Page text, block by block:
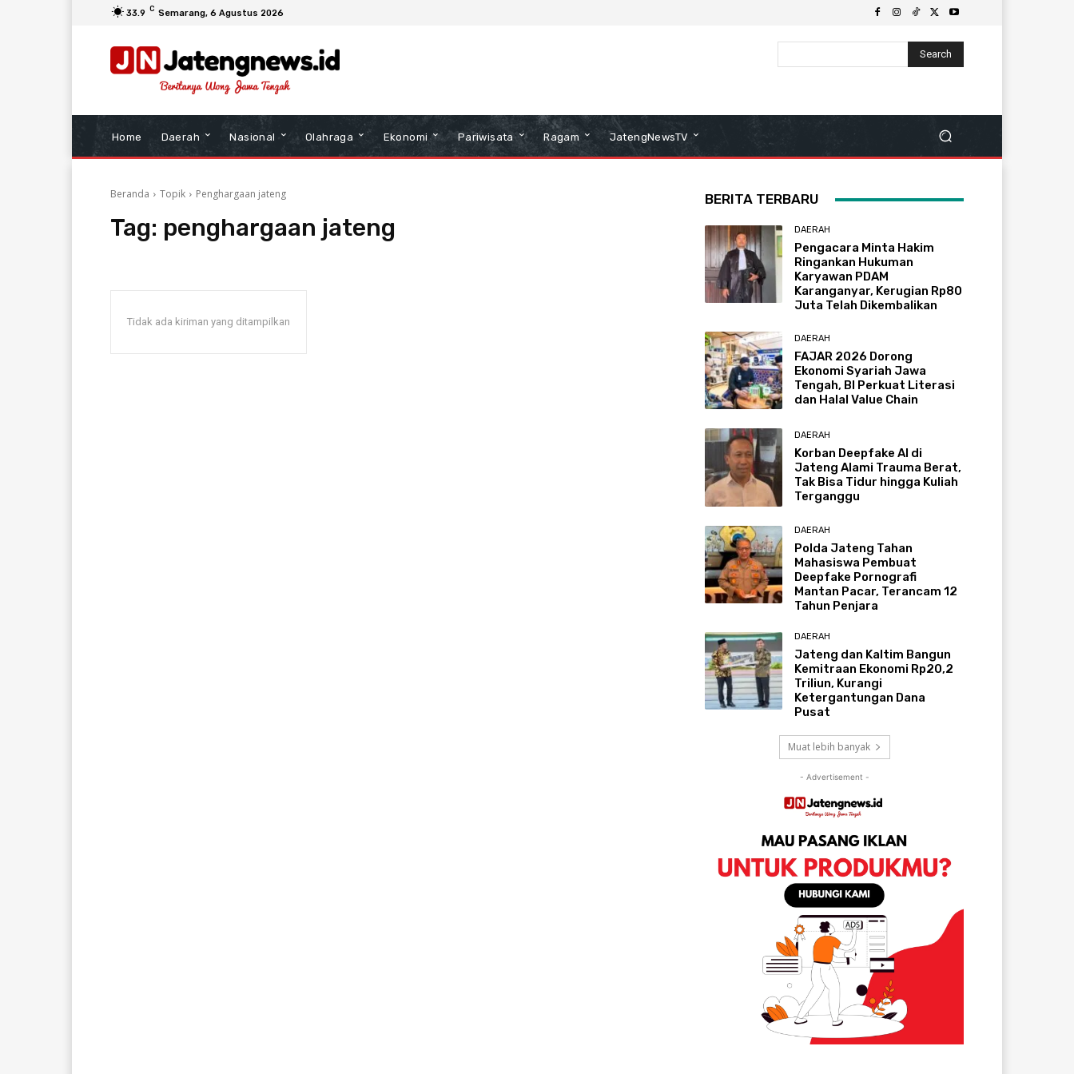
33.9 C Semarang, 6 Agustus 2026
Search
Home Daerah Nasional Olahraga Ekonomi Pariwisata Ragam JatengNewsTV
Beranda Topik Penghargaan jateng
Tag: penghargaan jateng
Tidak ada kiriman yang ditampilkan
BERITA TERBARU
DAERAH
Pengacara Minta Hakim
Ringankan Hukuman
Karyawan PDAM
Karanganyar, Kerugian Rp80
Juta Telah Dikembalikan
DAERAH
FAJAR 2026 Dorong
Ekonomi Syariah Jawa
Tengah, BI Perkuat Literasi
dan Halal Value Chain
DAERAH
Korban Deepfake AI di
Jateng Alami Trauma Berat,
Tak Bisa Tidur hingga Kuliah
Terganggu
DAERAH
Polda Jateng Tahan
Mahasiswa Pembuat
Deepfake Pornografi
Mantan Pacar, Terancam 12
Tahun Penjara
DAERAH
Jateng dan Kaltim Bangun
Kemitraan Ekonomi Rp20,2
Triliun, Kurangi
Ketergantungan Dana
Pusat
Muat lebih banyak
- Advertisement -